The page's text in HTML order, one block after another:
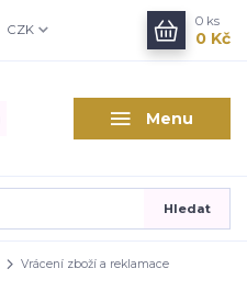
Menu
CZK
Hledat
0 ks
0 Kč
Vrácení zboží a reklamace